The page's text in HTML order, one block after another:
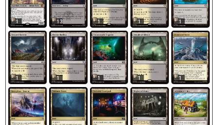
1 13 1 1 1
1 1 1 1 1